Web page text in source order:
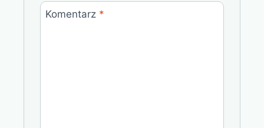
Komentarz *